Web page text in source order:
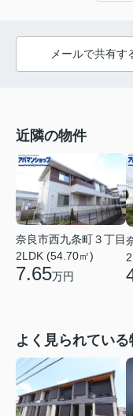
メールで共有す
近隣の物件
奈良市西九条町３丁目
2LDK (54.70㎡)
7.65万円
よく見られている